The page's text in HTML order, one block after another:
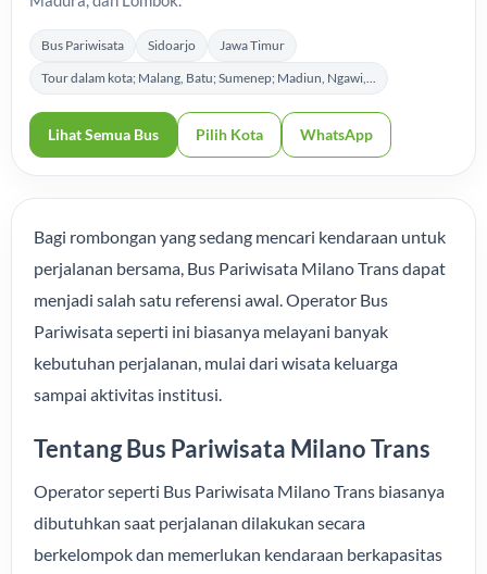
Bus Pariwisata Sidoarjo
Jawa Timur
Tour dalam kota; Malang, Batu; Sumenep; Madiun, Ngawi,...
Lihat Semua Bus Pilih Kota WhatsApp
Bagi rombongan yang sedang mencari kendaraan untuk
perjalanan bersama, Bus Pariwisata Milano Trans dapat
menjadi salah satu referensi awal. Operator Bus
Pariwisata seperti ini biasanya melayani banyak
kebutuhan perjalanan, mulai dari wisata keluarga
sampai aktivitas institusi.
Tentang Bus Pariwisata Milano Trans
Operator seperti Bus Pariwisata Milano Trans biasanya
dibutuhkan saat perjalanan dilakukan secara
berkelompok dan memerlukan kendaraan berkapasitas